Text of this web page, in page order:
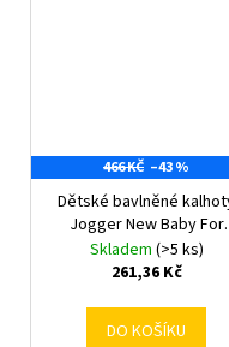
466 KČ –43 %
Dětské bavlněné
Jogger New Baby For
Babies bunny 62 (3-6m)
Skladem (>5 ks)
261,36 Kč
DO KOŠÍKU